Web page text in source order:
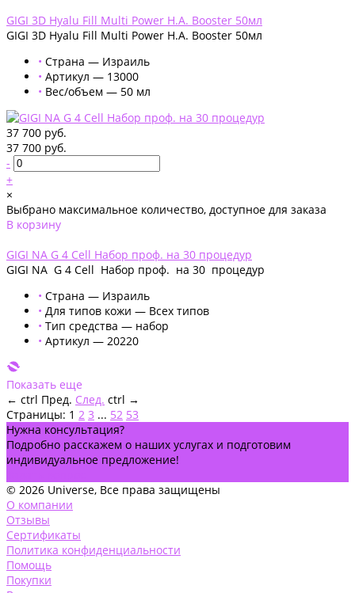
GIGI 3D Hyalu Fill Multi Power H.A. Booster 50мл
GIGI 3D Hyalu Fill Multi Power H.A. Booster 50мл
• Страна — Израиль
• Артикул — 13000
• Вес/объем — 50 мл
37 700 руб.
37 700 руб.
-
+
×
Выбрано максимальное количество, доступное для заказа
В корзину
GIGI NA G 4 Cell Набор проф. на 30 процедур
GIGI NA G 4 Cell Набор проф. на 30 процедур
• Страна — Израиль
• Для типов кожи — Всех типов
• Тип средства — набор
• Артикул — 20220
Показать еще
← ctrl Пред. След. ctrl →
Страницы: 1 2 3 ... 52 53
Нужна консультация?
Подробно расскажем о наших услугах и подготовим
индивидуальное предложение!
© 2026 Universe, Все права защищены
О компании
Отзывы
Сертификаты
Политика конфиденциальности
Помощь
Покупки